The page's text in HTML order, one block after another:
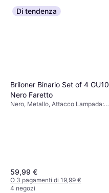
Di tendenza
Briloner Binario Set of 4 GU10
Nero Faretto
Nero, Metallo, Attacco Lampada:
59,99 €
O 3 pagamenti di 19,99 €
4 negozi